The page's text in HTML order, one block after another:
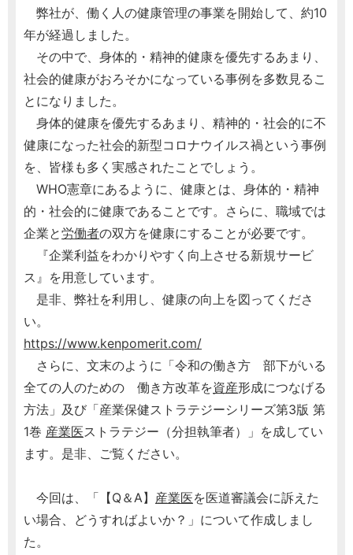
弊社が、働く人の健康管理の事業を開始して、約10
年が経過しました。
その中で、身体的・精神的健康を優先するあまり、
社会的健康がおろそかになっている事例を多数見るこ
とになりました。
身体的健康を優先するあまり、精神的・社会的に不
健康になった社会的新型コロナウイルス禍という事例
を、皆様も多く実感されたことでしょう。
WHO憲章にあるように、健康とは、身体的・精神
的・社会的に健康であることです。さらに、職域では
企業と労働者の双方を健康にすることが必要です。
『企業利益をわかりやすく向上させる新規サービ
ス』を用意しています。
是非、弊社を利用し、健康の向上を図ってくださ
い。
https://www.kenpomerit.com/
さらに、文末のように「令和の働き方 部下がいる
全ての人のための 働き方改革を資産形成につなげる
方法」及び「産業保健ストラテジーシリーズ第3版 第
1巻 産業医ストラテジー（分担執筆者）」を成してい
ます。是非、ご覧ください。
今回は、「【Q＆A】 産業医を医道審議会に訴えた
い場合、どうすればよいか？」について作成しまし
た。